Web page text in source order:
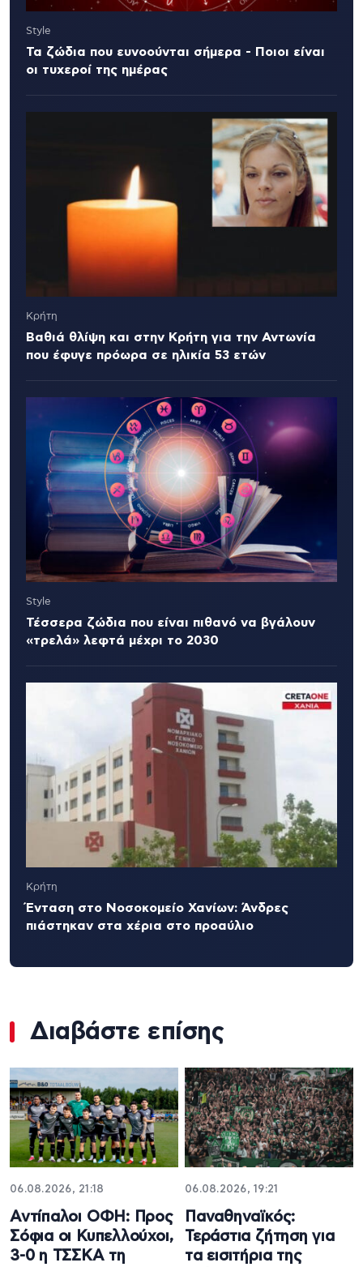
Style
Τα ζώδια που ευνοούνται σήμερα - Ποιοι είναι
οι τυχεροί της ημέρας
Κρήτη
Βαθιά θλίψη και στην Κρήτη για την Αντωνία
που έφυγε πρόωρα σε ηλικία 53 ετών
Style
Τέσσερα ζώδια που είναι πιθανό να βγάλουν
«τρελά» λεφτά μέχρι το 2030
Κρήτη
Ένταση στο Νοσοκομείο Χανίων: Άνδρες
πιάστηκαν στα χέρια στο προαύλιο
Διαβάστε επίσης
06.08.2026, 21:18
Αντίπαλοι ΟΦΗ: Προς
Σόφια οι Κυπελλούχοι,
3-0 η ΤΣΣΚΑ τη
06.08.2026, 19:21
Παναθηναϊκός:
Τεράστια ζήτηση για
τα εισιτήρια της